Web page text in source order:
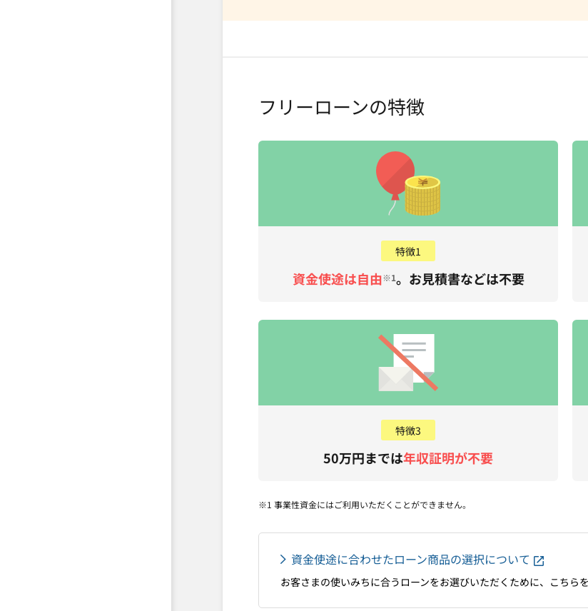
フリーローンの特徴
特徴1
資金使途は自由※1。お見積書などは不要
特徴3
50万円までは年収証明が不要
※1 事業性資金にはご利用いただくことができません。
資金使途に合わせたローン商品の選択について
お客さまの使いみちに合うローンをお選びいただくために、こちら